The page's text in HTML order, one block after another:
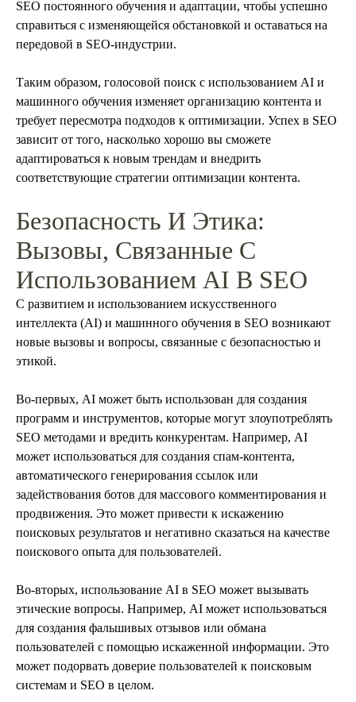
SEO постоянного обучения и адаптации, чтобы успешно
справиться с изменяющейся обстановкой и оставаться на
передовой в SEO-индустрии.
Таким образом, голосовой поиск с использованием AI и
машинного обучения изменяет организацию контента и
требует пересмотра подходов к оптимизации. Успех в SEO
зависит от того, насколько хорошо вы сможете
адаптироваться к новым трендам и внедрить
соответствующие стратегии оптимизации контента.
Безопасность И Этика:
Вызовы, Связанные С
Использованием AI В SEO
С развитием и использованием искусственного
интеллекта (AI) и машинного обучения в SEO возникают
новые вызовы и вопросы, связанные с безопасностью и
этикой.
Во-первых, AI может быть использован для создания
программ и инструментов, которые могут злоупотреблять
SEO методами и вредить конкурентам. Например, AI
может использоваться для создания спам-контента,
автоматического генерирования ссылок или
задействования ботов для массового комментирования и
продвижения. Это может привести к искажению
поисковых результатов и негативно сказаться на качестве
поискового опыта для пользователей.
Во-вторых, использование AI в SEO может вызывать
этические вопросы. Например, AI может использоваться
для создания фальшивых отзывов или обмана
пользователей с помощью искаженной информации. Это
может подорвать доверие пользователей к поисковым
системам и SEO в целом.